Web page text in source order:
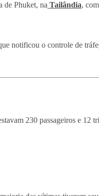
de Phuket, na Tailândia,
notificou o controle de
230 passageiros e 12